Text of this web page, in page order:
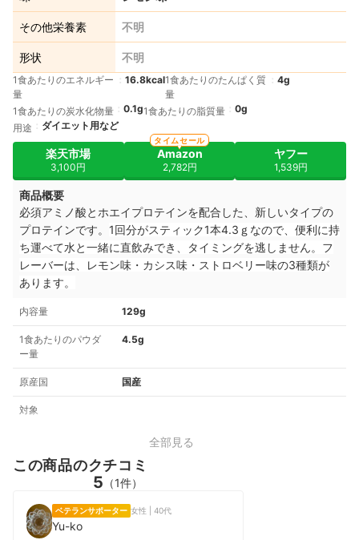
その他栄養素 不明
形状 不明
1食あたりのエネルギー
量
16.8kcal1食あたりのたんぱく質
量
4g
1食あたりの炭水化物量 0.1g1食あたりの脂質量
0g
用途
ダイエット用など
楽天市場
3,100円
Amazon
2,782円
タイムセール
ヤフー
1,539円
商品概要
必須アミノ酸とホエイプロテインを配合した、新しいタイプの
プロテインです。 1回分がスティック1本4.3ｇなので、便利に持
ち運べて水と一緒に直飲みでき、タイミングを逃しません。フ
レーバーは、レモン味・カシス味・ストロベリー味の3種類が
あります。
内容量 129g
1食あたりのパウダ
ー量
4.5g
原産国 国産
対象
全部見る
この商品のクチコミ
5 （1件）
ベテランサポーター 女性 | 40代
Yu-ko